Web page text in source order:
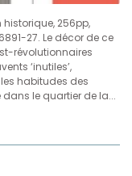
historique, 256pp,
27. Le décor de ce
révolutionnaires
‘inutiles’,
habitudes des
dans le quartier de la...